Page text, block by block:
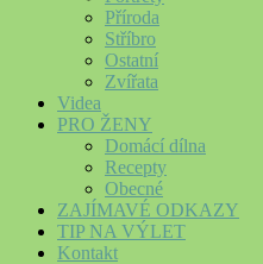
Příroda
Stříbro
Ostatní
Zvířata
Videa
PRO ŽENY
Domácí dílna
Recepty
Obecné
ZAJÍMAVÉ ODKAZY
TIP NA VÝLET
Kontakt